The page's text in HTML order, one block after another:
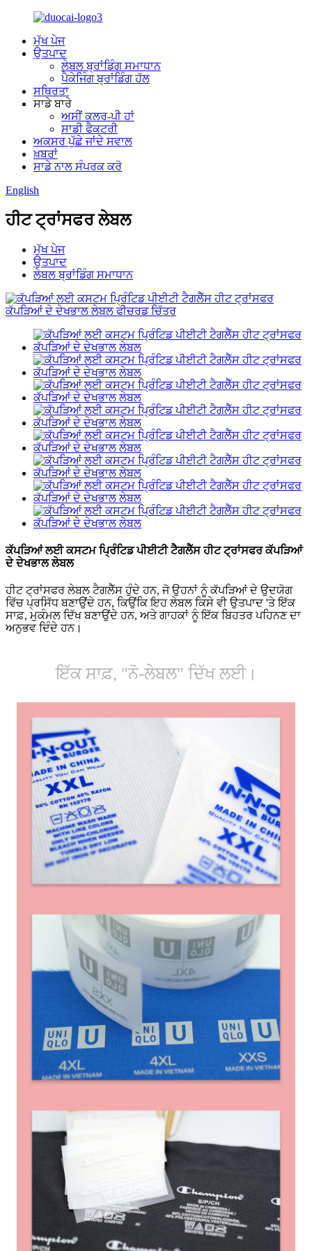
ਮੁੱਖ ਪੇਜ
ਉਤਪਾਦ
ਲੇਬਲ ਬ੍ਰਾਂਡਿੰਗ ਸਮਾਧਾਨ
ਪੈਕੇਜਿੰਗ ਬ੍ਰਾਂਡਿੰਗ ਹੱਲ
ਸਥਿਰਤਾ
ਸਾਡੇ ਬਾਰੇ
ਅਸੀਂ ਕਲਰ-ਪੀ ਹਾਂ
ਸਾਡੀ ਫੈਕਟਰੀ
ਅਕਸਰ ਪੁੱਛੇ ਜਾਂਦੇ ਸਵਾਲ
ਖ਼ਬਰਾਂ
ਸਾਡੇ ਨਾਲ ਸੰਪਰਕ ਕਰੋ
English
ਹੀਟ ਟ੍ਰਾਂਸਫਰ ਲੇਬਲ
ਮੁੱਖ ਪੇਜ
ਉਤਪਾਦ
ਲੇਬਲ ਬ੍ਰਾਂਡਿੰਗ ਸਮਾਧਾਨ
ਕੱਪੜਿਆਂ ਲਈ ਕਸਟਮ ਪ੍ਰਿੰਟਿਡ ਪੀਈਟੀ ਟੈਗਲੈੱਸ ਹੀਟ ਟ੍ਰਾਂਸਫਰ ਕੱਪੜਿਆਂ
ਦੇ ਦੇਖਭਾਲ ਲੇਬਲ
ਹੀਟ ਟ੍ਰਾਂਸਫਰ ਲੇਬਲ ਟੈਗਲੈੱਸ ਹੁੰਦੇ ਹਨ, ਜੋ ਉਹਨਾਂ ਨੂੰ ਕੱਪੜਿਆਂ ਦੇ ਉਦਯੋਗ
ਵਿੱਚ ਪ੍ਰਸਿੱਧ ਬਣਾਉਂਦੇ ਹਨ, ਕਿਉਂਕਿ ਇਹ ਲੇਬਲ ਕਿਸੇ ਵੀ ਉਤਪਾਦ 'ਤੇ ਇੱਕ
ਸਾਫ਼, ਮੁਕੰਮਲ ਦਿੱਖ ਬਣਾਉਂਦੇ ਹਨ, ਅਤੇ ਗਾਹਕਾਂ ਨੂੰ ਇੱਕ ਬਿਹਤਰ ਪਹਿਨਣ ਦਾ
ਅਨੁਭਵ ਦਿੰਦੇ ਹਨ।
ਇੱਕ ਸਾਫ਼, "ਨੋ-ਲੇਬਲ" ਦਿੱਖ ਲਈ।